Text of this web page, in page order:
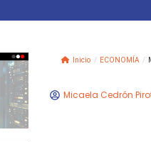
Inicio / ECONOMÍA /
Micaela Cedrón